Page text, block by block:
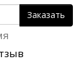
Заказать